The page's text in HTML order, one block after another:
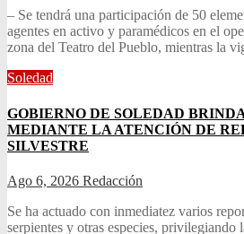
– Se tendrá una participación de 50
agentes en activo y paramédicos en el
zona del Teatro del Pueblo, mientras la
Soledad
GOBIERNO DE SOLEDAD
MEDIANTE LA ATENCIÓN DE
SILVESTRE
Ago 6, 2026 Redacción
Se ha actuado con inmediatez varios
serpientes y otras especies, privilegiando